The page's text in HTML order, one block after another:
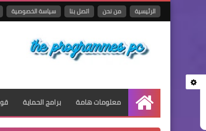
الرئيسية من نحن اتصل بنا سياسة الخصوصية
الرئيسية
معلومات هامة برامج الحماية